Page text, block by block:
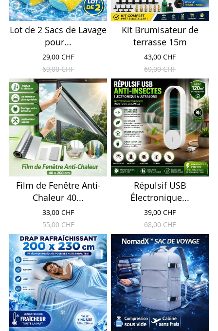
Lot de 2 Sacs de Lavage
pour...
29,00 CHF
69,00 CHF
Kit Brumisateur de
terrasse 15m
43,00 CHF
69,00 CHF
Film de Fenêtre Anti-
Chaleur 40...
33,00 CHF
55,00 CHF
Répulsif USB
Électronique...
39,00 CHF
68,00 CHF